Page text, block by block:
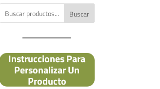
Buscar
Instrucciones Para
Personalizar Un
Producto